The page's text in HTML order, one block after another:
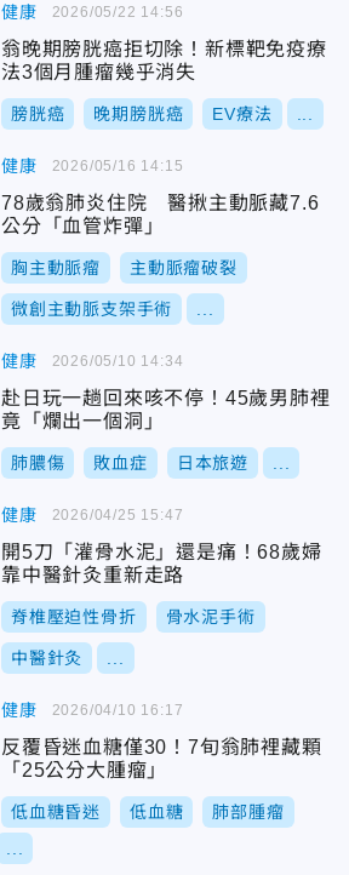
健康
翁晚期膀胱癌拒切除！新標靶免疫療
法3個月腫瘤幾乎消失
膀胱癌 晚期膀胱癌 EV療法
2026/05/22 14:56
健康
78歲翁肺炎住院 醫揪主動脈藏7.6
公分「血管炸彈」
胸主動脈瘤 主動脈瘤破裂
微創主動脈支架手術
2026/05/16 14:15
健康
赴日玩一趟回來咳不停！45歲男肺裡
竟「爛出一個洞」
肺膿傷 敗血症 日本旅遊
2026/05/10 14:34
健康
開5刀「灌骨水泥」還是痛！68歲婦
靠中醫針灸重新走路
脊椎壓迫性骨折 骨水泥手術
中醫針灸
2026/04/25 15:47
健康
反覆昏迷血糖僅30！7旬翁肺裡藏顆
「25公分大腫瘤」
低血糖昏迷 低血糖 肺部腫瘤
2026/04/10 16:17